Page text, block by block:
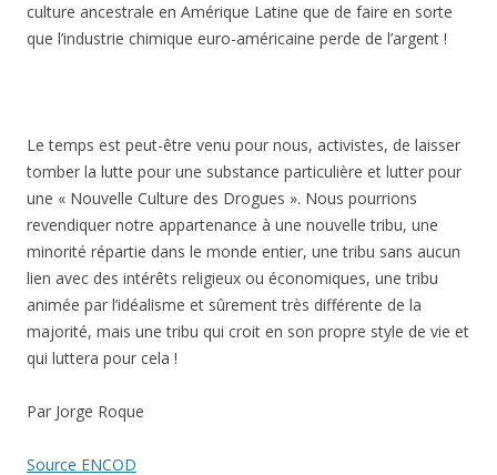
culture ancestrale en Amérique Latine que de faire en sorte
que l’industrie chimique euro-américaine perde de l’argent !
Le temps est peut-être venu pour nous, activistes, de laisser
tomber la lutte pour une substance particulière et lutter pour
une « Nouvelle Culture des Drogues ». Nous pourrions
revendiquer notre appartenance à une nouvelle tribu, une
minorité répartie dans le monde entier, une tribu sans aucun
lien avec des intérêts religieux ou économiques, une tribu
animée par l’idéalisme et sûrement très différente de la
majorité, mais une tribu qui croit en son propre style de vie et
qui luttera pour cela !
Par Jorge Roque
Source ENCOD